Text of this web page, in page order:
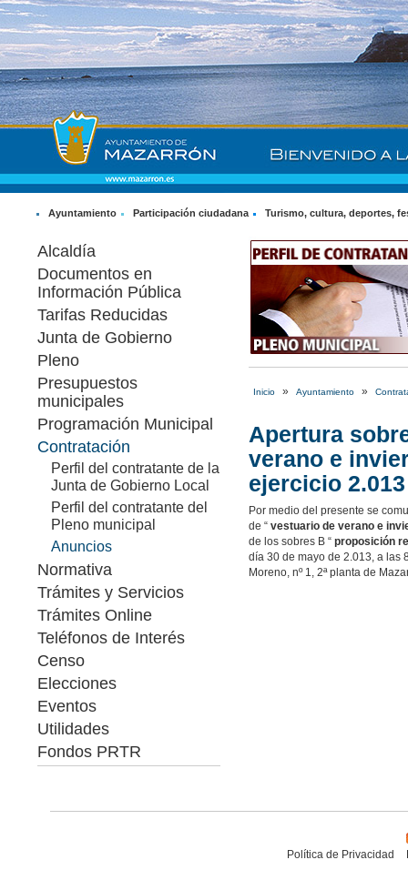
Ayuntamiento Participación ciudadana Turismo, cultura, deportes,
Alcaldía
Documentos en
Información Pública
Tarifas Reducidas
Junta de Gobierno
Pleno
Presupuestos
municipales
Programación Municipal
Contratación
Perfil del contratante de la
Junta de Gobierno Local
Perfil del contratante del
Pleno municipal
Anuncios
Normativa
Trámites y Servicios
Trámites Online
Teléfonos de Interés
Censo
Elecciones
Eventos
Utilidades
Fondos PRTR
Inicio » Ayuntamiento »
Apertura
verano e
ejercicio 2.013
Por medio del presente se
de “ vestuario de verano e
de los sobres B “ proposición
día 30 de mayo de 2.013, a las
Moreno, nº 1, 2ª planta de
Política de Privacidad